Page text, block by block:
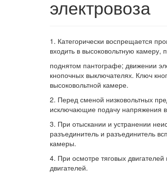
электровоза
1. Категорически воспрещается
входить в высоковольтную камеру,
поднятом пантографе; движении
кнопочных выключателях. Ключ
высоковольтной камере.
2. Перед сменой низковольтных
исключающие подачу напряжения
3. При отыскании и устранении
разъединитель и разъединитель
камеры.
4. При осмотре тяговых
двигателей.